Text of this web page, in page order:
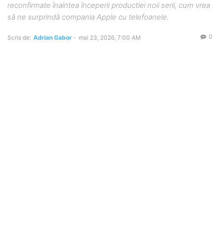
reconfirmate înaintea începerii productiei noii serii, cum vrea
să ne surprindă compania Apple cu telefoanele.
Scris de: Adrian Gabor - mai 23, 2026, 7:00 AM 0